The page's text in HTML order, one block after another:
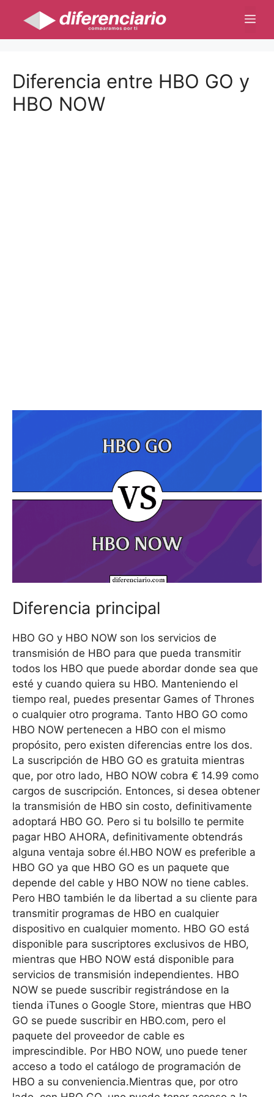
contenido
Diferencia entre HBO GO y
HBO NOW
Diferencia principal
HBO GO y HBO NOW son los servicios de
transmisión de HBO para que pueda transmitir
todos los HBO que puede abordar donde sea que
esté y cuando quiera su HBO. Manteniendo el
tiempo real, puedes presentar Games of Thrones
o cualquier otro programa. Tanto HBO GO como
HBO NOW pertenecen a HBO con el mismo
propósito, pero existen diferencias entre los dos.
La suscripción de HBO GO es gratuita mientras
que, por otro lado, HBO NOW cobra € 14.99 como
cargos de suscripción. Entonces, si desea obtener
la transmisión de HBO sin costo, definitivamente
adoptará HBO GO. Pero si tu bolsillo te permite
pagar HBO AHORA, definitivamente obtendrás
alguna ventaja sobre él.HBO NOW es preferible a
HBO GO ya que HBO GO es un paquete que
depende del cable y HBO NOW no tiene cables.
Pero HBO también le da libertad a su cliente para
transmitir programas de HBO en cualquier
dispositivo en cualquier momento. HBO GO está
disponible para suscriptores exclusivos de HBO,
mientras que HBO NOW está disponible para
servicios de transmisión independientes. HBO
NOW se puede suscribir registrándose en la
tienda iTunes o Google Store, mientras que HBO
GO se puede suscribir en HBO.com, pero el
paquete del proveedor de cable es
imprescindible. Por HBO NOW, uno puede tener
acceso a todo el catálogo de programación de
HBO a su conveniencia.Mientras que, por otro